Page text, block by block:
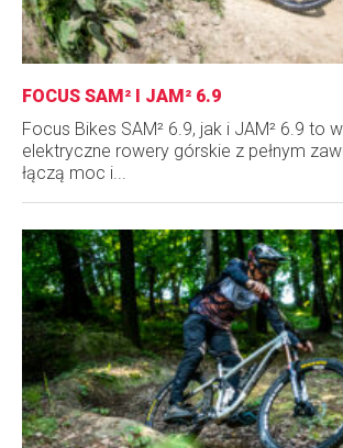
FOCUS SAM² I JAM² 6.9
Focus Bikes SAM² 6.9, jak i JAM² 6.9 to
elektryczne rowery górskie z pełnym
łączą moc i...